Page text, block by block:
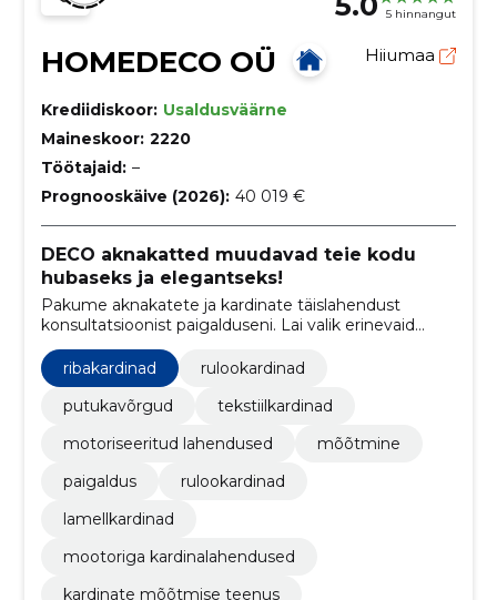
5 hinnangut
HOMEDECO OÜ Hiiumaa
Krediidiskoor: Usaldusväärne
Maineskoor: 2220
Töötajaid: –
Prognooskäive (2026): 40 019 €
DECO aknakatted muudavad teie kodu
hubaseks ja elegantseks!
Pakume aknakatete ja kardinate täislahendust
konsultatsioonist paigalduseni. Lai valik erinevaid
aknakatteid ja kardinaid, personaalne lähenemine ja
kvaliteetne teostus.
ribakardinad
rulookardinad
putukavõrgud
tekstiilkardinad
motoriseeritud lahendused
mõõtmine
paigaldus
rulookardinad
lamellkardinad
mootoriga kardinalahendused
kardinate mõõtmise teenus